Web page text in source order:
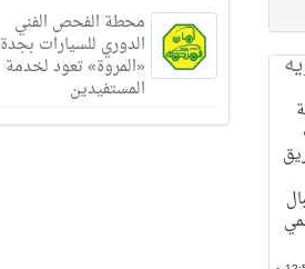
محطة الفحص الفني
الدوري للسيارات بجدة
«المروة» تعود لخدمة
المستفيدين
طريق